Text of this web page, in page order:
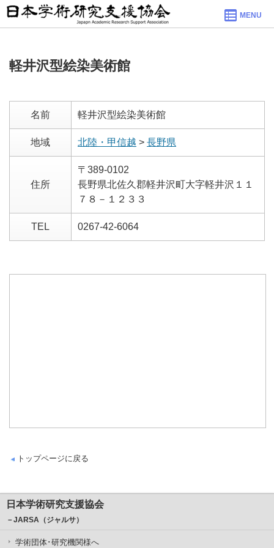
MENU
軽井沢型絵染美術館
名前 軽井沢型絵染美術館
地域 北陸・甲信越 > 長野県
住所
〒389-0102
長野県北佐久郡軽井沢町大字軽井沢１１
７８－１２３３
TEL 0267-42-6064
トップページに戻る
日本学術研究支援協会
－JARSA（ジャルサ）
学術団体･研究機関様へ